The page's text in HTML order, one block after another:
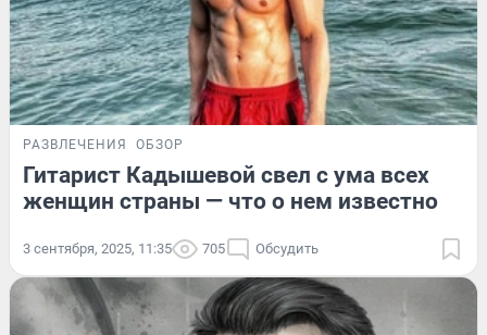
РАЗВЛЕЧЕНИЯ ОБЗОР
Гитарист Кадышевой свел с ума всех
женщин страны — что о нем известно
3 сентября, 2025, 11:35 705 Обсудить